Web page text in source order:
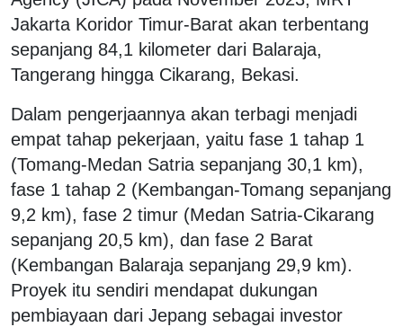
Jakarta Koridor Timur-Barat akan terbentang
sepanjang 84,1 kilometer dari Balaraja,
Tangerang hingga Cikarang, Bekasi.
Dalam pengerjaannya akan terbagi menjadi
empat tahap pekerjaan, yaitu fase 1 tahap 1
(Tomang-Medan Satria sepanjang 30,1 km),
fase 1 tahap 2 (Kembangan-Tomang sepanjang
9,2 km), fase 2 timur (Medan Satria-Cikarang
sepanjang 20,5 km), dan fase 2 Barat
(Kembangan Balaraja sepanjang 29,9 km).
Proyek itu sendiri mendapat dukungan
pembiayaan dari Jepang sebagai investor